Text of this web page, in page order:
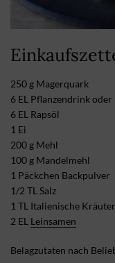
250 g Magerquark
6 EL Pflanzendrink
6 EL Rapsöl
1 Ei
200 g Mehl
100 g Mandelmehl
1 Päckchen Backpulver
1/2 TL Salz
1 TL Italienische Kräuter
2 EL Leinsamen
Belagzutaten nach